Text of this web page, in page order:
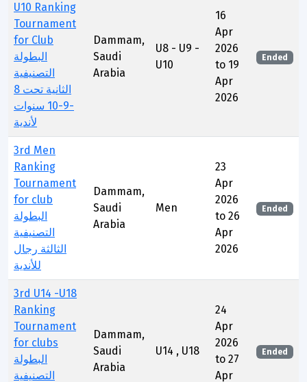
U10 Ranking
Tournament
for Club
البطولة
التصنيفية
الثانية تحت 8
-9-10 سنوات
لأندية
Dammam,
Saudi
Arabia
U8 - U9 -
U10
16
Apr
2026
to 19
Apr
2026
Ended
3rd Men
Ranking
Tournament
for club
البطولة
التصنيفية
الثالثة رجال
للأندية
Dammam,
Saudi
Arabia
Men
23
Apr
2026
to 26
Apr
2026
Ended
3rd U14 -U18
Ranking
Tournament
for clubs
البطولة
التصنيفية
Dammam,
Saudi
Arabia
U14 , U18
24
Apr
2026
to 27
Apr
Ended